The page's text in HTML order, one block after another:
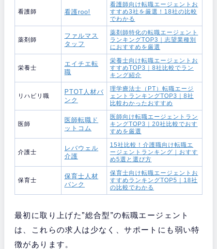
看護師 看護roo!
看護師向け転職エージェントお
すすめ3社を厳選！18社の比較
でわかる
薬剤師
ファルマス
タッフ
薬剤師特化の転職エージェント
ランキングTOP3｜志望業種別
におすすめを厳選
栄養士
エイチエ転
職
栄養士向け転職エージェントお
すすめTOP3｜8社比較でラン
キング紹介
リハビリ職
PTOT人材バ
ンク
理学療法士（PT）転職エージ
ェントランキングTOP3｜8社
比較わかったおすすめ
医師
医師転職ド
ットコム
医師向け転職エージェントラン
キングTOP3｜20社比較でおす
すめを厳選
介護士
レバウェル
介護
15社比較！介護職向け転職エ
ージェントランキング｜おすす
め5選と選び方
保育士
保育士人材
バンク
保育士向け転職エージェントお
すすめランキングTOP5｜18社
の比較でわかる
最初に取り上げた”総合型”の転職エージェント
は、これらの求人は少なく、サポートにも弱い特
徴があります。